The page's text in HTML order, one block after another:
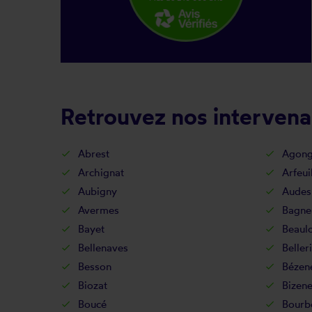
Retrouvez nos
Abrest
Archignat
Aubigny
Audes
Avermes
Bayet
Bellenaves
Besson
Biozat
Boucé